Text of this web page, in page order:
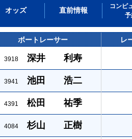
オッズ 直前情報
コンピ
予
ボートレーサー レ
3918 深井 利寿
3941 池田 浩二
4391 松田 祐季
4084 杉山 正樹